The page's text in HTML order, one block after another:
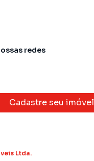
Cadastre seu imóvel
redes
Ltda.